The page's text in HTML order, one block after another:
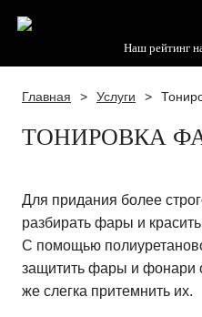
Наш рейтинг
Главная > Услуги >
ТОНИРОВКА
Для придания более
разбирать фары и
С помощью
защитить фары и фонари
же слегка притемнить их.